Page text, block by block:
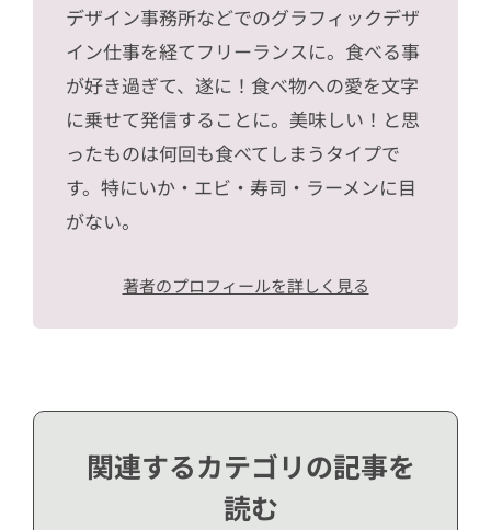
デザイン事務所などでのグラフィックデザ
イン仕事を経てフリーランスに。食べる事
が好き過ぎて、遂に！食べ物への愛を文字
に乗せて発信することに。美味しい！と思
ったものは何回も食べてしまうタイプで
す。特にいか・エビ・寿司・ラーメンに目
がない。
著者のプロフィールを詳しく見る
関連するカテゴリの記事を
読む